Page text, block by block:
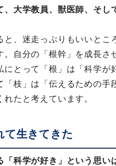
、大学教員、獣医師、そし
と、迷走っぷりもいいとこ
。自分の「根幹」を成長
にとって「根」は「科学が
「枝」は「伝えるための手
たと考えています。
て生きてきた
科学が好き」という思い